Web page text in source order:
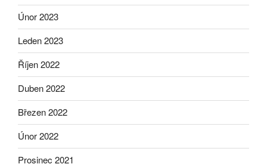
Únor 2023
Leden 2023
Říjen 2022
Duben 2022
Březen 2022
Únor 2022
Prosinec 2021